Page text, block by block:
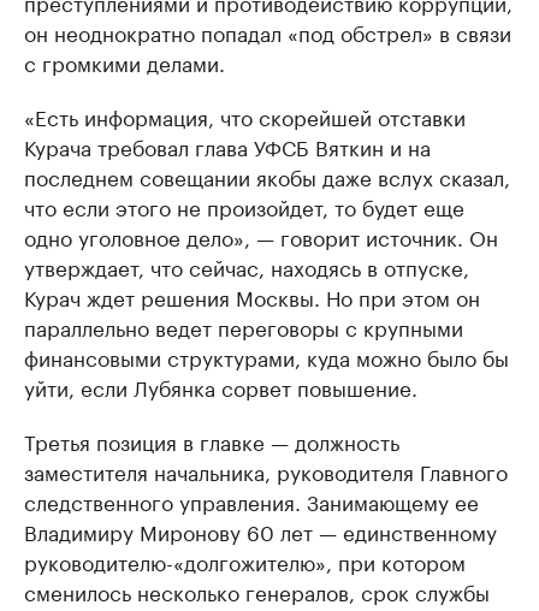
он неоднократно попадал «под обстрел» в связи
с громкими делами.
«Есть информация, что скорейшей отставки
Курача требовал глава УФСБ Вяткин и на
последнем совещании якобы даже вслух сказал,
что если этого не произойдет, то будет еще
одно уголовное дело», — говорит источник. Он
утверждает, что сейчас, находясь в отпуске,
Курач ждет решения Москвы. Но при этом он
параллельно ведет переговоры с крупными
финансовыми структурами, куда можно было бы
уйти, если Лубянка сорвет повышение.
Третья позиция в главке — должность
заместителя начальника, руководителя Главного
следственного управления. Занимающему ее
Владимиру Миронову 60 лет — единственному
руководителю-«долгожителю», при котором
сменилось несколько генералов, срок службы